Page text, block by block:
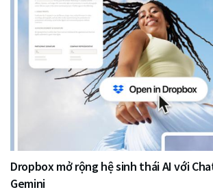
Dropbox mở rộng hệ sinh thái AI với
Gemini